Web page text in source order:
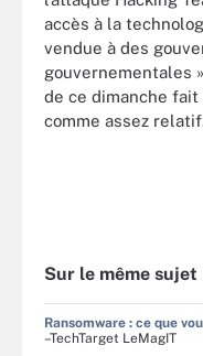
accès à la
vendue à des
gouvernementales
de ce dimanche
comme assez
Sur le même sujet
Ransomware : ce que
–TechTarget LeMagIT